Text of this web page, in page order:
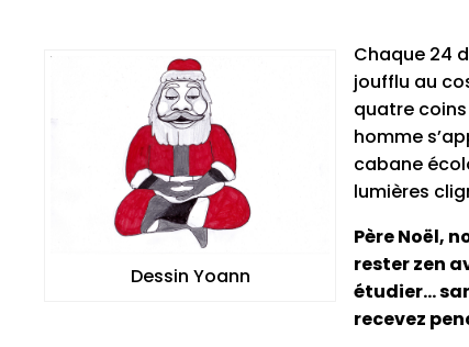
Dessin Yoann
Chaque 24
joufflu au
quatre
homme
cabane
lumières
Père Noël,
rester zen
étudier…
recevez